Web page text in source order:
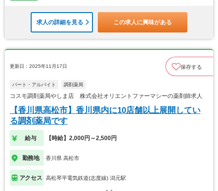
求人の詳細を見る この求人に興味がある
更新日：2025年11月17日 保存する
パート・アルバイト 調剤薬局
コスモ調剤薬局やしま店 株式会社オリエントファーマシーの薬剤師求人
【香川県高松市】香川県内に10店舗以上展開してい
る調剤薬局です
給与 【時給】2,000円～2,500円
勤務地 香川県 高松市
アクセス 高松琴平電気鉄道(志度線) 潟元駅